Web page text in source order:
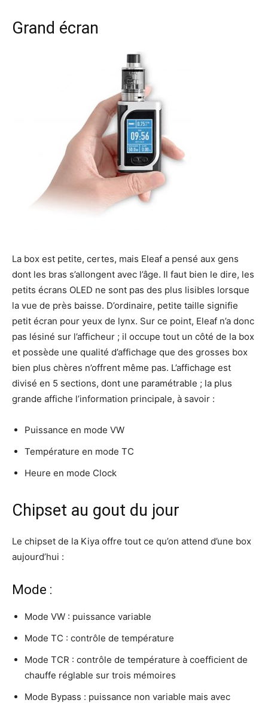
Grand écran
La box est petite, certes, mais Eleaf a pensé aux gens
dont les bras s’allongent avec l’âge. Il faut bien le dire, les
petits écrans OLED ne sont pas des plus lisibles lorsque
la vue de près baisse. D’ordinaire, petite taille signifie
petit écran pour yeux de lynx. Sur ce point, Eleaf n’a donc
pas lésiné sur l’afficheur ; il occupe tout un côté de la box
et possède une qualité d’affichage que des grosses box
bien plus chères n’offrent même pas. L’affichage est
divisé en 5 sections, dont une paramétrable ; la plus
grande affiche l’information principale, à savoir :
Puissance en mode VW
Température en mode TC
Heure en mode Clock
Chipset au gout du jour
Le chipset de la Kiya offre tout ce qu’on attend d’une box
aujourd’hui :
Mode :
Mode VW : puissance variable
Mode TC : contrôle de température
Mode TCR : contrôle de température à coefficient de
chauffe réglable sur trois mémoires
Mode Bypass : puissance non variable mais avec